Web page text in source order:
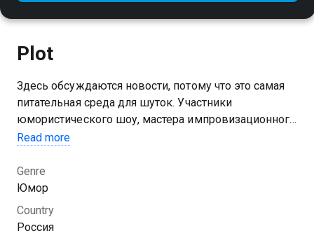
Plot
Здесь обсуждаются новости, потому что это самая
питательная среда для шуток. Участники
юмористического шоу, мастера импровизационного
юмора, смеются только над актуальными
первые строчки в блогах. Темой программы может
стать как запуск адронного коллайдера, так и
разрешение клонирования в Австралии или
результаты выборов в США.
Read more
Genre
Юмор
Country
Россия